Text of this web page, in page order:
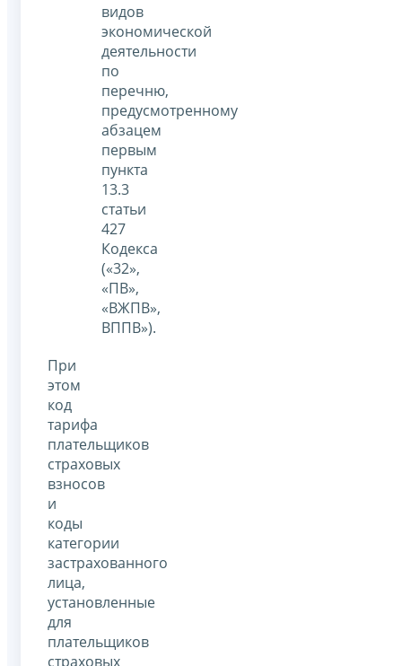
видов
экономической
деятельности
по
перечню,
предусмотренному
абзацем
первым
пункта
13.3
статьи
427
Кодекса
(«32»,
«ПВ»,
«ВЖПВ»,
ВППВ»).
При
этом
код
тарифа
плательщиков
страховых
взносов
и
коды
категории
застрахованного
лица,
установленные
для
плательщиков
страховых